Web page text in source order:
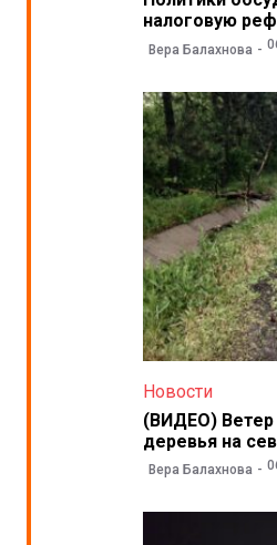
налоговую
Вера Балахнова
Новости
(ВИДЕО) Ветер
деревья на
Вера Балахнова